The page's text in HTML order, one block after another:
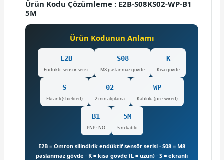
Ürün Kodu Çözümleme : E2B-S08KS02-WP-B1
5M
Ürün Kodunun Anlamı
E2B
Endüktif sensör serisi
S08
M8 paslanmaz gövde
K
Kısa gövde
S
Ekranlı (shielded)
02
2 mm algılama
WP
Kablolu (pre-wired)
B1
PNP · NO
5M
5 m kablo
E2B = Omron silindirik endüktif sensör serisi · S08 = M8
paslanmaz gövde · K = kısa gövde (L = uzun) · S = ekranlı